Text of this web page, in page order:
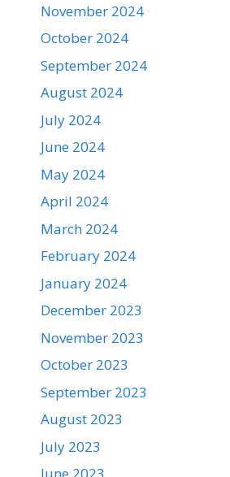
November 2024
October 2024
September 2024
August 2024
July 2024
June 2024
May 2024
April 2024
March 2024
February 2024
January 2024
December 2023
November 2023
October 2023
September 2023
August 2023
July 2023